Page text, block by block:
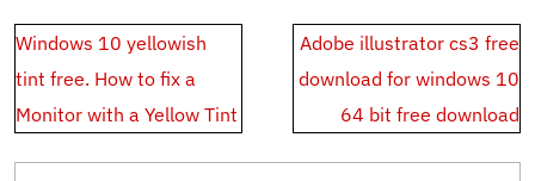
Post
navigation
Windows 10 yellowish
tint free. How to fix a
Monitor with a Yellow Tint
Adobe illustrator cs3 free
download for windows 10
64 bit free download